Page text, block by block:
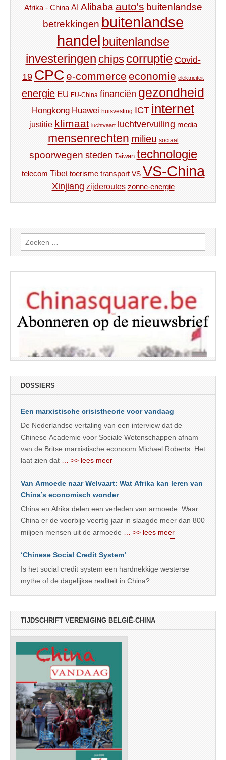
Afrika - China AI Alibaba auto's buitenlandse
betrekkingen buitenlandse
handel buitenlandse
investeringen chips corruptie Covid-
19 CPC e-commerce economie elektriciteit
energie EU EU-China financiën gezondheid
Hongkong Huawei huisvesting ICT internet
justitie klimaat luchtvaart luchtvervuiling media
mensenrechten milieu sociaal
spoorwegen steden Taiwan technologie
telecom Tibet toerisme transport VS VS-China
Xinjiang zijderoutes zonne-energie
Zoeken
naar:
DOSSIERS
Een marxistische crisistheorie voor vandaag
De Nederlandse vertaling van een interview dat de
Chinese Academie voor Sociale Wetenschappen afnam
van de Britse marxistische econoom Michael Roberts. Het
laat zien dat
… >> lees meer
Van Armoede naar Welvaart: Wat Afrika kan leren van
China’s economisch wonder
China en Afrika delen een verleden van armoede. Waar
China er de voorbije veertig jaar in slaagde meer dan 800
miljoen mensen uit de armoede
… >> lees meer
‘Chinese Social Credit System’
Is het social credit system een hardnekkige westerse
mythe of de dagelijkse realiteit in China?
TIJDSCHRIFT VERENIGING BELGIË-CHINA